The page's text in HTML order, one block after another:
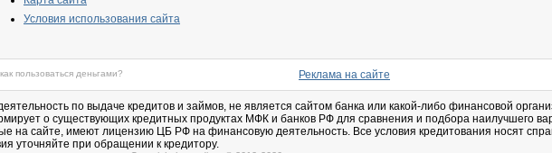
Условия использования сайта
пользоваться деньгами? Реклама на сайте
по выдаче кредитов и займов, не является сайтом банка или какой-либо финансовой
о существующих кредитных продуктах МФК и банков РФ для сравнения и подбора наилучшего
на сайте, имеют лицензию ЦБ РФ на финансовую деятельность. Все условия кредитования носят
уточняйте при обращении к кредитору.